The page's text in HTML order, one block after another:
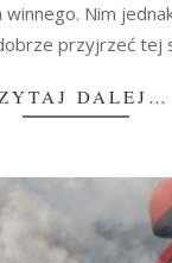
winnego. Nim
przyjrzeć tej
DALEJ…